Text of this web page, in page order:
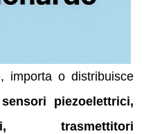
importa o distribuisce
piezoelettrici,
trasmettitori